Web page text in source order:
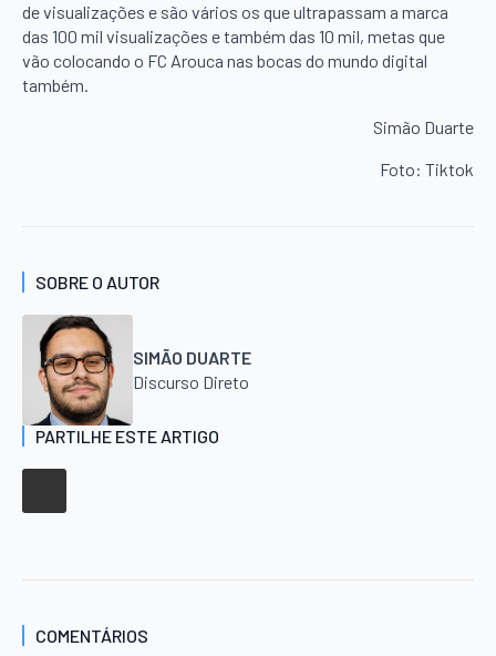
de visualizações e são vários os que ultrapassam a marca
das 100 mil visualizações e também das 10 mil, metas que
vão colocando o FC Arouca nas bocas do mundo digital
também.
Simão Duarte
Foto: Tiktok
SOBRE O AUTOR
SIMÃO DUARTE
Discurso Direto
PARTILHE ESTE ARTIGO
COMENTÁRIOS